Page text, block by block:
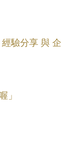
經驗分享 與 企
」